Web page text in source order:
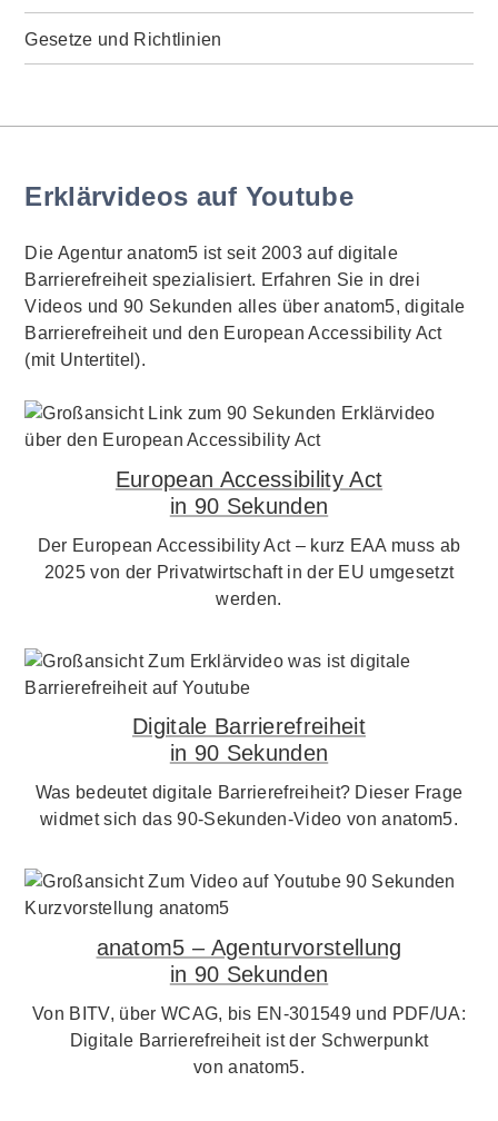
Gesetze und Richtlinien
Erklärvideos auf Youtube
Die Agentur anatom5 ist seit 2003 auf digitale
Barrierefreiheit spezialisiert. Erfahren Sie in drei
Videos und 90 Sekunden alles über anatom5, digitale
Barrierefreiheit und den European Accessibility Act
(mit Untertitel).
European Accessibility Act
in 90 Sekunden
Der European Accessibility Act – kurz EAA muss ab
2025 von der Privatwirtschaft in der EU umgesetzt
werden.
Digitale Barrierefreiheit
in 90 Sekunden
Was bedeutet digitale Barrierefreiheit? Dieser Frage
widmet sich das 90-Sekunden-Video von anatom5.
anatom5 – Agenturvorstellung
in 90 Sekunden
Von BITV, über WCAG, bis EN-301549 und PDF/UA:
Digitale Barrierefreiheit ist der Schwerpunkt
von anatom5.